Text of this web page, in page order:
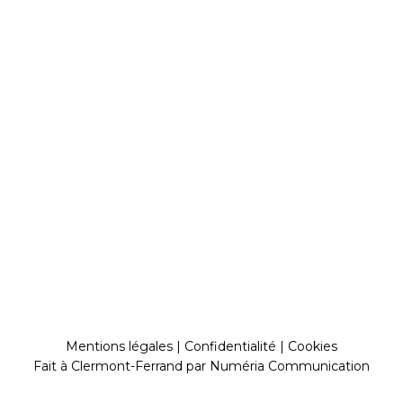
Mentions légales| Confidentialité | Cookies
Fait à Clermont-Ferrand par Numéria Communication